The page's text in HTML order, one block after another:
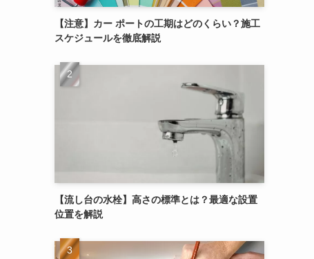
【注意】カー ポートの工期はどのくらい？施工
スケジュールを徹底解説
【流し台の水栓】高さの標準とは？最適な設置
位置を解説